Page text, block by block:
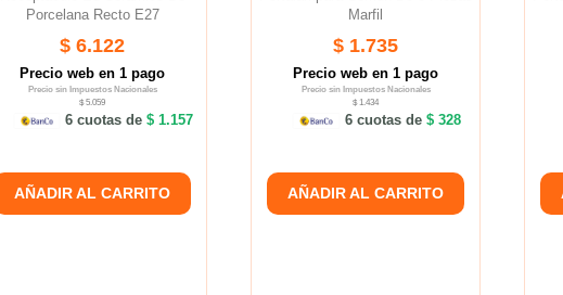
Porcelana Recto E27
$ 6.122
Precio web en 1 pago
Precio sin Impuestos Nacionales
$ 5.059
6 cuotas de$ 1.157
AÑADIR AL CARRITO
Marfil
$ 1.735
Precio web en 1 pago
Precio sin Impuestos Nacionales
$ 1.434
6 cuotas de $ 328
AÑADIR AL CARRITO